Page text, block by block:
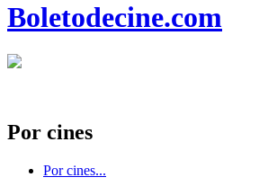
Boletodecine.com
Por cines
Por cines...